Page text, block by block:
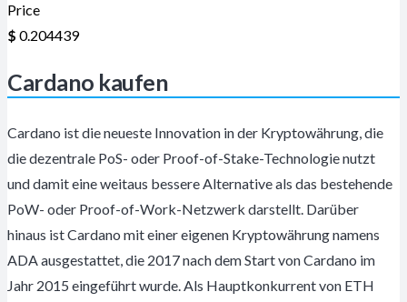
Price
$ 0.204439
Cardano kaufen
Cardano ist die neueste Innovation in der Kryptowährung, die
die dezentrale PoS- oder Proof-of-Stake-Technologie nutzt
und damit eine weitaus bessere Alternative als das bestehende
PoW- oder Proof-of-Work-Netzwerk darstellt. Darüber
hinaus ist Cardano mit einer eigenen Kryptowährung namens
ADA ausgestattet, die 2017 nach dem Start von Cardano im
Jahr 2015 eingeführt wurde. Als Hauptkonkurrent von ETH